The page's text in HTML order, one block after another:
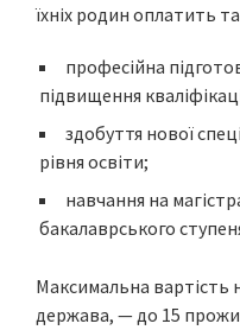
їхніх родин оплатить
професійна
підвищення
здобуття нової
рівня освіти;
навчання на
бакалаврського
Максимальна вартість
держава, — до 15